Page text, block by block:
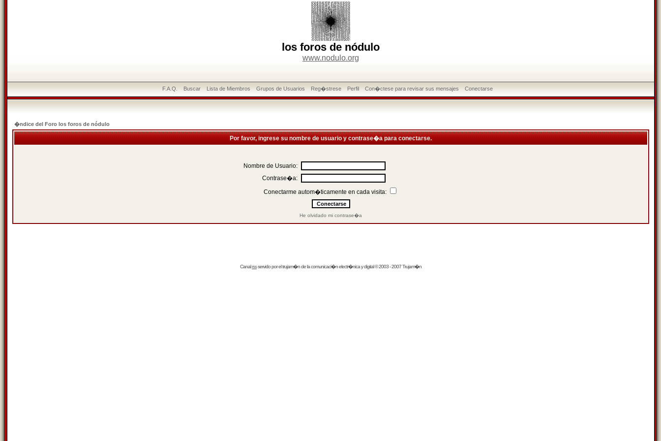
los foros de nódulo
www.nodulo.org
F.A.Q. Buscar Lista de Miembros Grupos de Usuarios Reg�strese Perfil Con�ctese para revisar sus mensajes Conectarse
�ndice del Foro los foros de nódulo
Por favor, ingrese su nombre de usuario y contrase�a para conectarse.
Nombre de Usuario:
Contrase�a:
Conectarme autom�ticamente en cada visita:
He olvidado mi contrase�a
Canalrssservido por eltrujam�nde la comunicaci�n electr�nica y digital © 2003 - 2007 Trujam�n